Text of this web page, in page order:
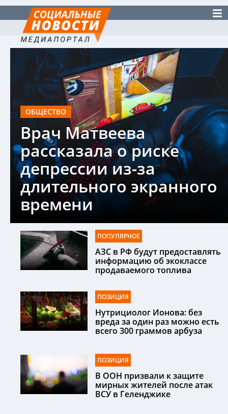
ОБЩЕСТВО
Врач Матвеева
рассказала о риске
депрессии из-за
длительного экранного
времени
ПОПУЛЯРНОЕ
АЗС в РФ будут предоставлять
информацию об экоклассе
продаваемого топлива
ПОЗИЦИЯ
Нутрициолог Ионова: без
вреда за один раз можно есть
всего 300 граммов арбуза
ПОЗИЦИЯ
В ООН призвали к защите
мирных жителей после атак
ВСУ в Геленджике